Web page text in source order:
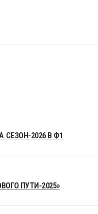
СЕЗОН-2026 В Ф1
ПУТИ-2025»